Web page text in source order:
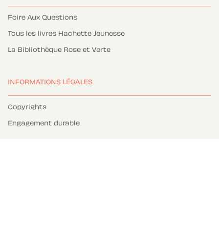
Foire Aux Questions
Tous les livres Hachette Jeunesse
La Bibliothèque Rose et Verte
INFORMATIONS LÉGALES
Copyrights
Engagement durable